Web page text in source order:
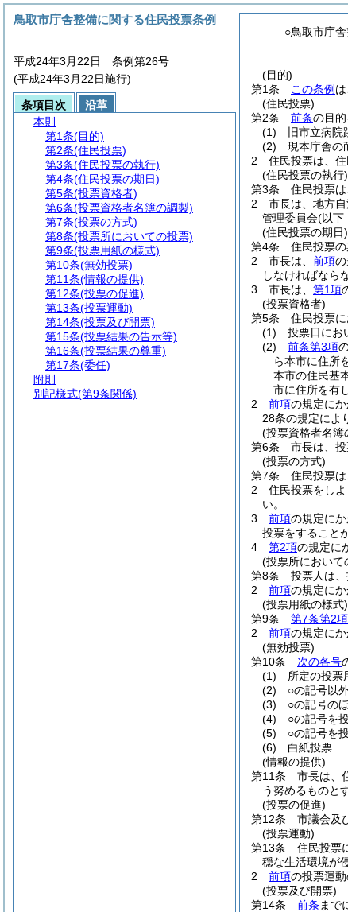
○鳥取市庁
(目的)
第1条
この条例
(住民投票)
第2条
前条の目的
(1)
旧市立病
(2)
現本庁舎の
2
住民投票は、
(住民投票の執行)
第3条
住民投票は
2
市長は、地方
管理委員会(以下
(住民投票の期日)
第4条
住民投票の
2
市長は、 前項
しなければなら
3
市長は、 第1項
(投票資格者)
第5条
住民投票
(1)
投票日にお
(2)
前条第3項
ら本市に住所
本市の住民基
市に住所を有
2
前項の規定に
28条の規定によ
(投票資格者名簿
第6条
市長は、
(投票の方式)
第7条
住民投票
2
住民投票をし
い。
3
前項の規定に
投票をすること
4
第2項の規定に
(投票所において
第8条
投票人は
2
前項の規定に
(投票用紙の様式)
第9条
第7条第2項
2
前項の規定にか
(無効投票)
第10条
次の各号
(1)
所定の投票
(2)
○の記号以
(3)
○の記号の
(4)
○の記号を
(5)
○の記号を
(6)
白紙投票
(情報の提供)
第11条
市長は、
う努めるものと
(投票の促進)
第12条
市議会及
(投票運動)
第13条
住民投票
穏な生活環境が
2
前項の投票運
(投票及び開票)
第14条
前条 まで
鳥取市庁舎整備に関する住民投票条例
平成24年3月22日 条例第26号
(平成24年3月22日施行)
条項目次
沿革
本則
第1条(目的)
第2条(住民投票)
第3条(住民投票の執行)
第4条(住民投票の期日)
第5条(投票資格者)
第6条(投票資格者名簿の調製)
第7条(投票の方式)
第8条(投票所においての投票)
第9条(投票用紙の様式)
第10条(無効投票)
第11条(情報の提供)
第12条(投票の促進)
第13条(投票運動)
第14条(投票及び開票)
第15条(投票結果の告示等)
第16条(投票結果の尊重)
第17条(委任)
附則
別記様式(第9条関係)